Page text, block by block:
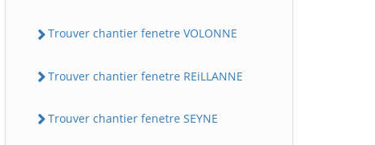
Trouver chantier fenetre VOLONNE
Trouver chantier fenetre REiLLANNE
Trouver chantier fenetre SEYNE